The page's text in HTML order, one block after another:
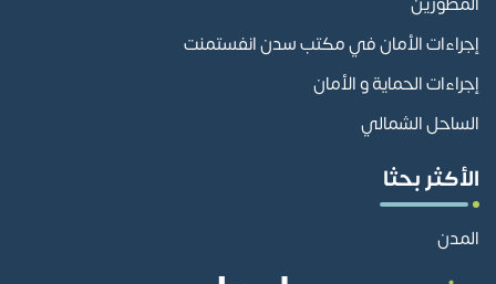
إجراءات الأمان في مكتب سدن انفستمنت
إجراءات الحماية و الأمان
الساحل الشمالي
الأكثر بحثا
المدن